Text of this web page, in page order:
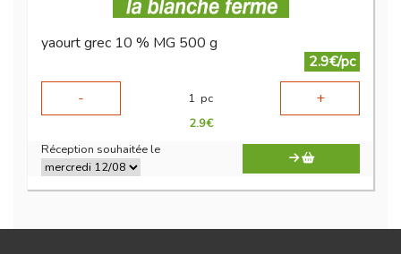
yaourt grec 10 % MG 500 g
2.9€/pc
-
1 pc +
2.9€
Réception souhaitée le